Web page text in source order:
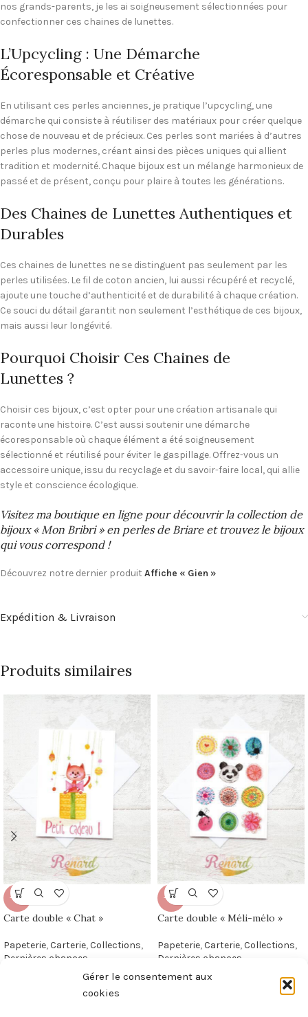
Gérer le consentement aux
cookies
nos grands-parents, je les ai soigneusement sélectionnées pour
confectionner ces chaines de lunettes.
L’Upcycling : Une Démarche
Écoresponsable et Créative
En utilisant ces perles anciennes, je pratique l’upcycling, une
démarche qui consiste à réutiliser des matériaux pour créer quelque
chose de nouveau et de précieux. Ces perles sont mariées à d’autres
perles plus modernes, créant ainsi des pièces uniques qui allient
tradition et modernité. Chaque bijoux est un mélange harmonieux de
passé et de présent, conçu pour plaire à toutes les générations.
Des Chaines de Lunettes Authentiques et
Durables
Ces chaines de lunettes ne se distinguent pas seulement par les
perles utilisées. Le fil de coton ancien, lui aussi récupéré et recyclé,
ajoute une touche d’authenticité et de durabilité à chaque création.
Ce souci du détail garantit non seulement l’esthétique de ces bijoux,
mais aussi leur longévité.
Pourquoi Choisir Ces Chaines de
Lunettes ?
Choisir ces bijoux, c’est opter pour une création artisanale qui
raconte une histoire. C’est aussi soutenir une démarche
écoresponsable où chaque élément a été soigneusement
sélectionné et réutilisé pour éviter le gaspillage. Offrez-vous un
accessoire unique, issu du recyclage et du savoir-faire local, qui allie
style et conscience écologique.
Visitez ma boutique en ligne pour découvrir la collection de
bijoux « Mon Bribri » en perles de Briare et trouvez le bijoux
qui vous correspond !
Découvrez notre dernier produit Affiche « Gien »
Expédition & Livraison
Produits similaires
-50%
Carte double « Chat »
Papeterie,Carterie,Collections,
Dernières chances
-50%
Carte double « Méli-mélo »
Papeterie,Carterie,Collections,
Dernières chances
4,00 2,00